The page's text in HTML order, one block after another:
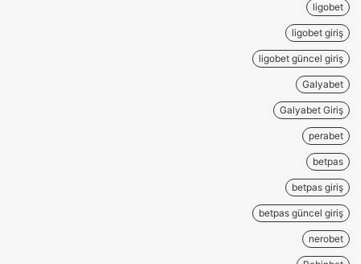
ligobet
ligobet giriş
ligobet güncel giriş
Galyabet
Galyabet Giriş
perabet
betpas
betpas giriş
betpas güncel giriş
nerobet